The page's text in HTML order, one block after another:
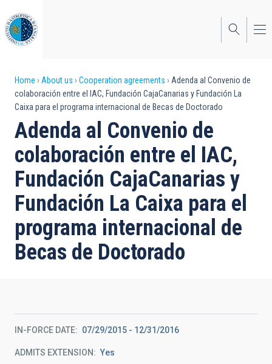
to
main
content
Breadcrumb
Home About us Cooperation agreements
Adenda al Convenio de
colaboración entre el IAC, Fundación CajaCanarias y Fundación La
Caixa para el programa internacional de Becas de Doctorado
Adenda al Convenio de
colaboración entre el IAC,
Fundación CajaCanarias y
Fundación La Caixa para el
programa internacional de
Becas de Doctorado
IN-FORCE DATE 07/29/2015 - 12/31/2016
ADMITS EXTENSION Yes